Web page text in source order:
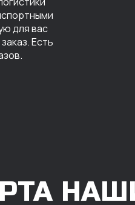
для вас
Есть